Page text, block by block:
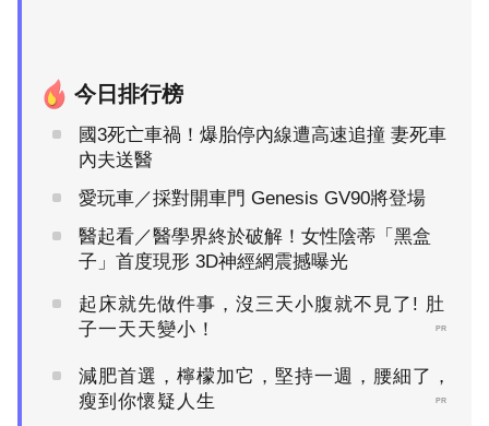
今日排行榜
國3死亡車禍！爆胎停內線遭高速追撞 妻死車
內夫送醫
愛玩車／採對開車門 Genesis GV90將登場
醫起看／醫學界終於破解！女性陰蒂「黑盒
子」首度現形 3D神經網震撼曝光
起床就先做件事，沒三天小腹就不見了! 肚
子一天天變小！
PR
減肥首選，檸檬加它，堅持一週，腰細了，
瘦到你懷疑人生
PR